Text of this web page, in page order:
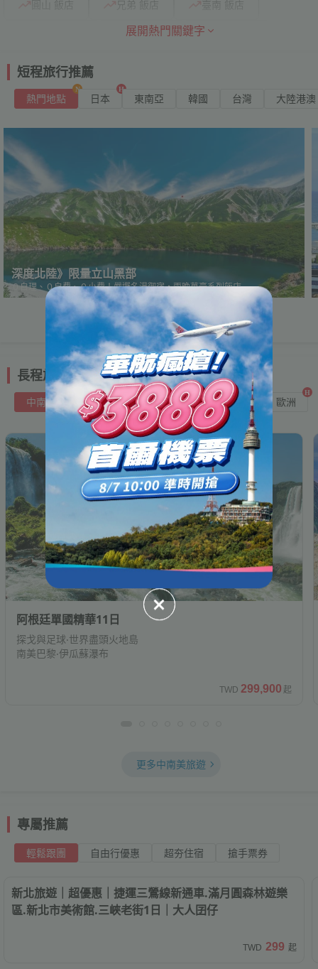
圓山 飯店 兄弟 飯店 臺南 飯店
釜山 機票 福岡 機票
煙波 飯店
展開熱門關鍵字
短程旅行推薦
熱門地點 日本 東南亞 韓國 台灣 大陸港澳
深度北陸》限量立山黑部
０自理、０自費、０小費！嚴選名湯御宿・兩晚萬豪系列飯店
長程旅行推薦
中南美 熱門地點 美加 土埃 紐澳 歐洲
阿根廷單國精華11日
探戈與足球‧世界盡頭火地島
南美巴黎‧伊瓜蘇瀑布
TWD 299,900 起
更多中南美旅遊
專屬推薦
輕鬆跟團 自由行優惠 超夯住宿 搶手票券
台灣，新北市
新北旅遊｜超優惠｜捷運三鶯線新通車.滿月圓森林遊樂
區.新北市美術館.三峽老街1日｜大人囝仔
TWD 299 起